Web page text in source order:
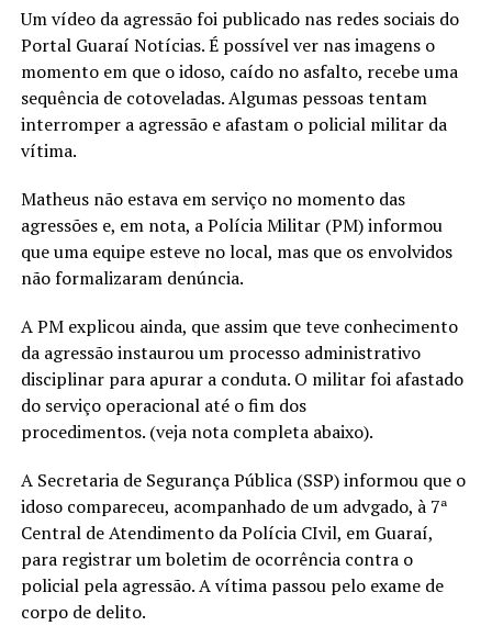
Um vídeo da agressão foi publicado nas redes sociais do
Portal Guaraí Notícias. É possível ver nas imagens o
momento em que o idoso, caído no asfalto, recebe uma
sequência de cotoveladas. Algumas pessoas tentam
interromper a agressão e afastam o policial militar da
vítima.
Matheus não estava em serviço no momento das
agressões e, em nota, a Polícia Militar (PM) informou
que uma equipe esteve no local, mas que os envolvidos
não formalizaram denúncia.
A PM explicou ainda, que assim que teve conhecimento
da agressão instaurou um processo administrativo
disciplinar para apurar a conduta. O militar foi afastado
do serviço operacional até o fim dos
procedimentos. (veja nota completa abaixo).
A Secretaria de Segurança Pública (SSP) informou que o
idoso compareceu, acompanhado de um advgado, à 7ª
Central de Atendimento da Polícia CIvil, em Guaraí,
para registrar um boletim de ocorrência contra o
policial pela agressão. A vítima passou pelo exame de
corpo de delito.